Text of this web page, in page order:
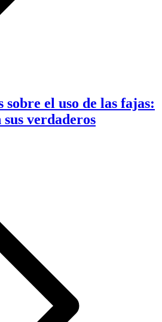
el uso de las fajas:
verdaderos